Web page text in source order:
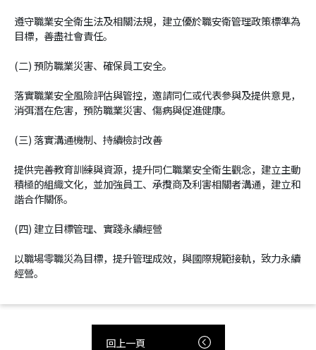
遵守職業安全衛生法及相關法規，建立優於職安衛管理政策標準為
目標，善盡社會責任。
(二) 預防職業災害、確保員工安全。
落實職業安全風險評估與管控，邀請同仁或代表參與及提供意見，
消弭潛在危害，預防職業災害、傷病與促進健康。
(三) 落實溝通機制、持續檢討改善
提供完善教育訓練與資源，提升同仁職業安全衛生觀念，建立主動
積極的組織文化，並加強員工、承攬商及利害相關者溝通，建立和
諧合作關係。
(四) 建立目標管理、實踐永續經營
以職場零職災為目標，提升管理成效，與國際規範接軌，致力永續
經營。
回上一頁